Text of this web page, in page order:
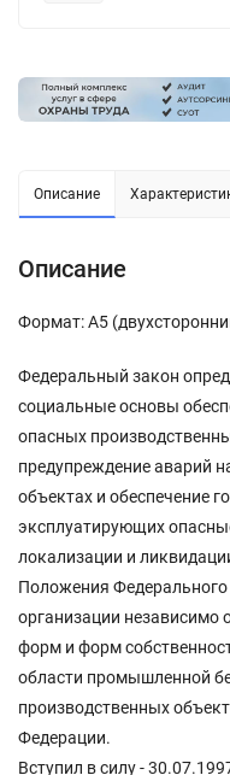
Описание
Описание
Формат: А5
Федеральный закон
социальные основы
опасных
предупреждение аварий
объектах и обеспечение
эксплуатирующих
локализации и
Положения Федерального
организации независимо
форм и форм
области промышленной
производственных
Федерации.
Вступил в силу -